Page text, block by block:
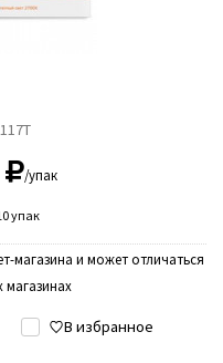
/упак
упак
магазина и может отличаться
магазинах
В избранное